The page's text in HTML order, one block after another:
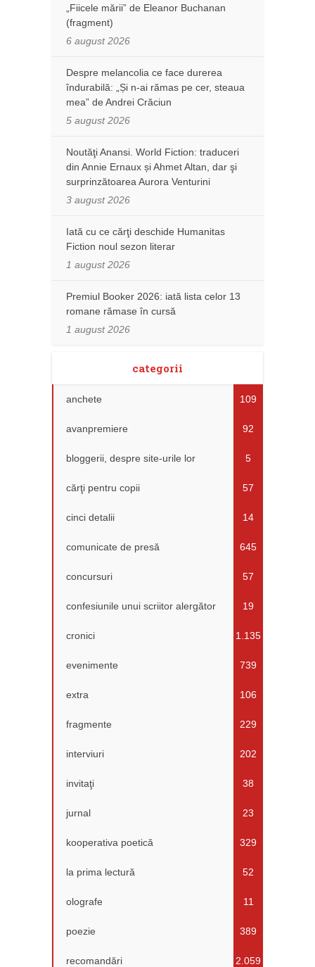
„Fiicele mării” de Eleanor Buchanan
(fragment)
6 august 2026
Despre melancolia ce face durerea
îndurabilă: „Și n-ai rămas pe cer, steaua
mea” de Andrei Crăciun
5 august 2026
Noutăţi Anansi. World Fiction: traduceri
din Annie Ernaux și Ahmet Altan, dar şi
surprinzătoarea Aurora Venturini
3 august 2026
Iată cu ce cărţi deschide Humanitas
Fiction noul sezon literar
1 august 2026
Premiul Booker 2026: iată lista celor 13
romane rămase în cursă
1 august 2026
categorii
anchete 109
avanpremiere 92
bloggerii, despre site-urile lor 5
cărţi pentru copii 57
cinci detalii 14
comunicate de presă 645
concursuri 57
confesiunile unui scriitor alergător 19
cronici 1.135
evenimente 739
extra 106
fragmente 229
interviuri 202
invitaţi 38
jurnal 23
kooperativa poetică 329
la prima lectură 52
olografe 11
poezie 389
recomandări 2.059